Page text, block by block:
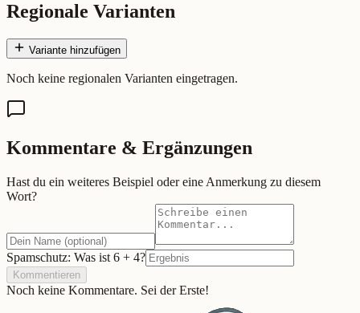
Regionale Varianten
Variante hinzufügen
Noch keine regionalen Varianten eingetragen.
Kommentare & Ergänzungen
Hast du ein weiteres Beispiel oder eine Anmerkung zu diesem
Wort?
Spamschutz: Was ist 6 + 4?
Kommentieren
Noch keine Kommentare. Sei der Erste!